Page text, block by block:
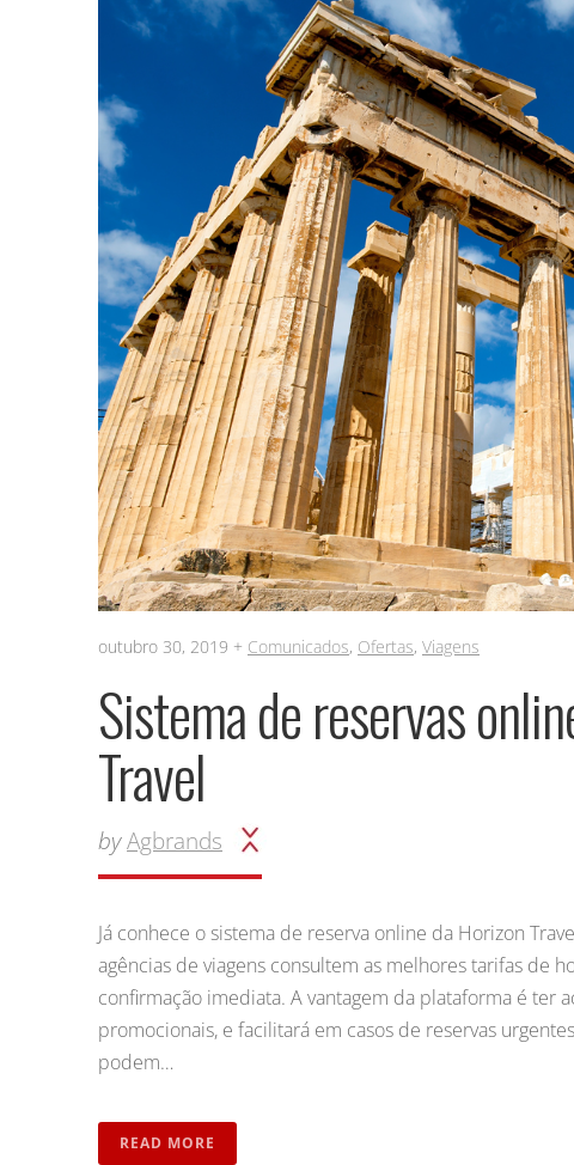
outubro 30, 2019 + Comunicados, Ofertas, Viagens
Sistema de reservas
Travel
byAgbrands
Já conhece o sistema de reserva online da Horizon
agências de viagens consultem as melhores tarifas de
confirmação imediata. A vantagem da plataforma é ter
promocionais, e facilitará em casos de reservas
podem…
READ MORE